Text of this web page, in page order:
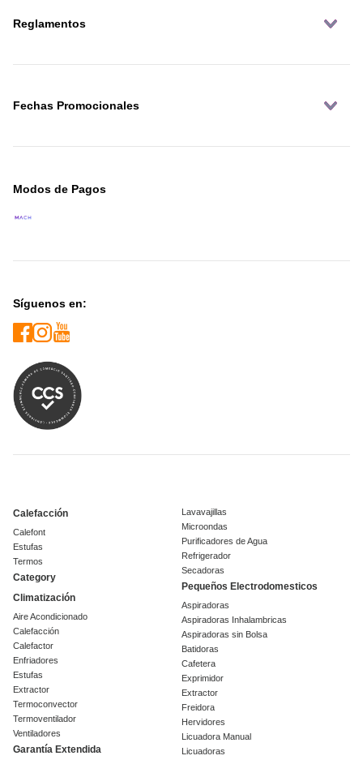
Reglamentos
Fechas Promocionales
Modos de Pagos
Síguenos en:
Calefacción
Calefont
Estufas
Termos
Category
Climatización
Aire Acondicionado
Calefacción
Calefactor
Enfriadores
Estufas
Extractor
Termoconvector
Termoventilador
Ventiladores
Garantía Extendida
Lavavajillas
Microondas
Purificadores de Agua
Refrigerador
Secadoras
Pequeños Electrodomesticos
Aspiradoras
Aspiradoras Inhalambricas
Aspiradoras sin Bolsa
Batidoras
Cafetera
Exprimidor
Extractor
Freidora
Hervidores
Licuadora Manual
Licuadoras